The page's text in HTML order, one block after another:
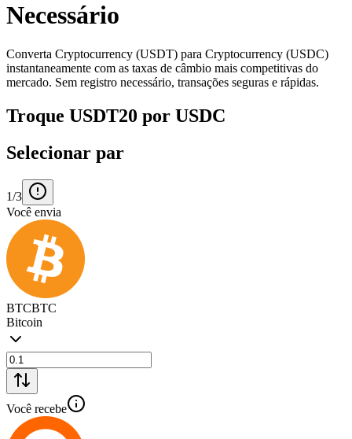
Necessário
Converta Cryptocurrency (USDT) para Cryptocurrency (USDC)
instantaneamente com as taxas de câmbio mais competitivas do
mercado. Sem registro necessário, transações seguras e rápidas.
Troque USDT20 por USDC
Selecionar par
1/3
Você envia
BTCBTC
Bitcoin
Você recebe